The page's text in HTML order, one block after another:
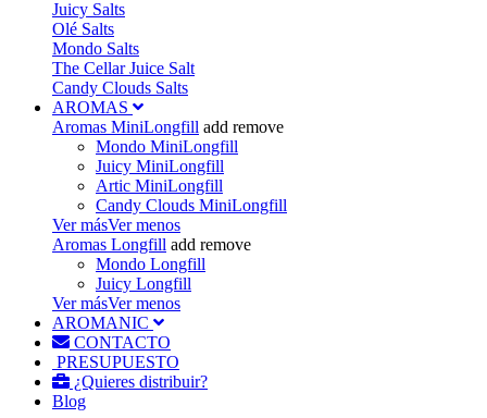
Juicy Salts
Olé Salts
Mondo Salts
The Cellar Juice Salt
Candy Clouds Salts
AROMAS
Aromas MiniLongfill add remove
Mondo MiniLongfill
Juicy MiniLongfill
Artic MiniLongfill
Candy Clouds MiniLongfill
Ver másVer menos
Aromas Longfill add remove
Mondo Longfill
Juicy Longfill
Ver másVer menos
AROMANIC
CONTACTO
PRESUPUESTO
¿Quieres distribuir?
Blog